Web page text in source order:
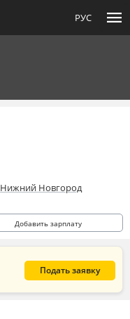
РУС menu
Нижний Новгород
Добавить зарплату
Подать заявку